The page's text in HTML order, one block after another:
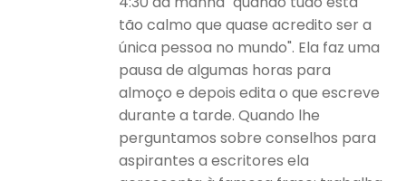
tão calmo que quase acredito ser a
única pessoa no mundo". Ela faz uma
pausa de algumas horas para
almoço e depois edita o que escreve
durante a tarde. Quando lhe
perguntamos sobre conselhos para
aspirantes a escritores ela